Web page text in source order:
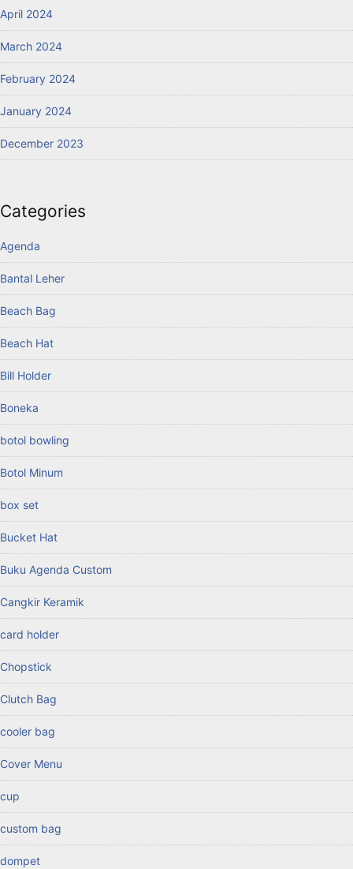
April 2024
March 2024
February 2024
January 2024
December 2023
Categories
Agenda
Bantal Leher
Beach Bag
Beach Hat
Bill Holder
Boneka
botol bowling
Botol Minum
box set
Bucket Hat
Buku Agenda Custom
Cangkir Keramik
card holder
Chopstick
Clutch Bag
cooler bag
Cover Menu
cup
custom bag
dompet